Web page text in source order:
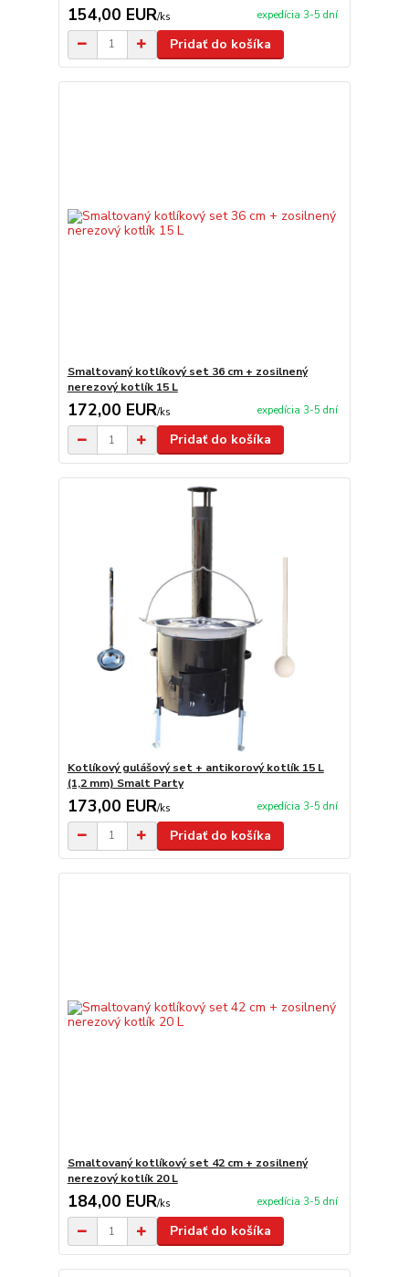
154,00 EUR/ks expedícia 3-5 dní
Pridať do košíka
Smaltovaný kotlíkový set 36 cm + zosilnený
nerezový kotlík 15 L
172,00 EUR/ks expedícia 3-5 dní
Pridať do košíka
Kotlíkový gulášový set + antikorový kotlík 15 L
(1,2 mm) Smalt Party
173,00 EUR/ks expedícia 3-5 dní
Pridať do košíka
Smaltovaný kotlíkový set 42 cm + zosilnený
nerezový kotlík 20 L
184,00 EUR/ks expedícia 3-5 dní
Pridať do košíka